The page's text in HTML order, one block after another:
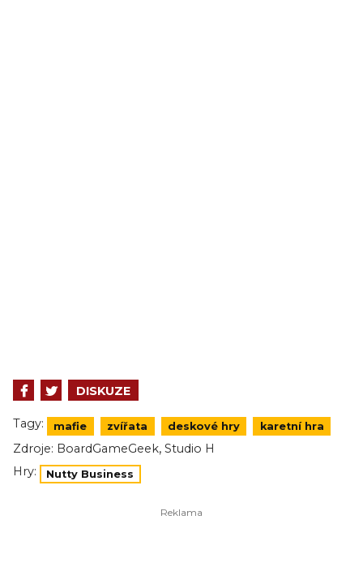
DISKUZE
Tagy: mafie zvířata deskové hry karetní hra
Zdroje: BoardGameGeek, Studio H
Hry:
Nutty Business